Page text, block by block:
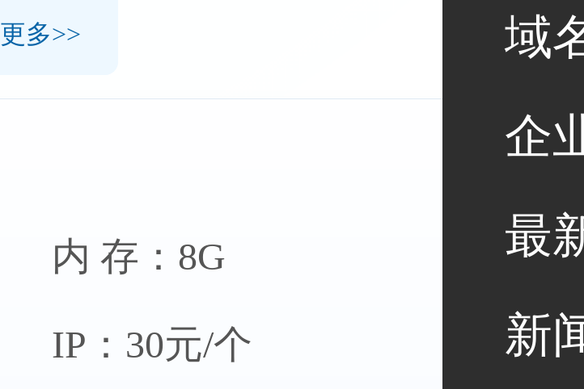
域
企
最
新
香港全能服务器
更多>>
内 存：8G
IP：30元/个